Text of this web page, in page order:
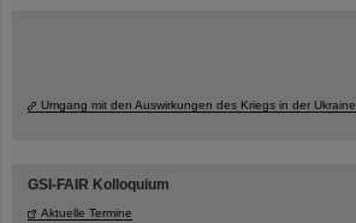
Umgang mit den Auswirkungen des Kriegs in der Ukraine
GSI-FAIR Kolloquium
Aktuelle Termine